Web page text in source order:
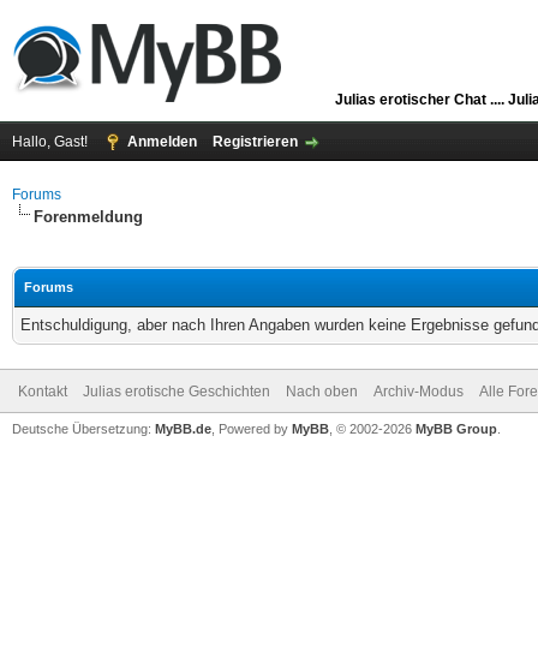
Julias erotischer Chat ....
Hallo, Gast! Anmelden Registrieren
Forums
Forenmeldung
Forums
Entschuldigung, aber nach Ihren Angaben wurden keine Ergebnisse
Kontakt Julias erotische Geschichten Nach oben Archiv-Modus Alle
Deutsche Übersetzung: MyBB.de , Powered by MyBB , © 2002-2026 MyBB Group